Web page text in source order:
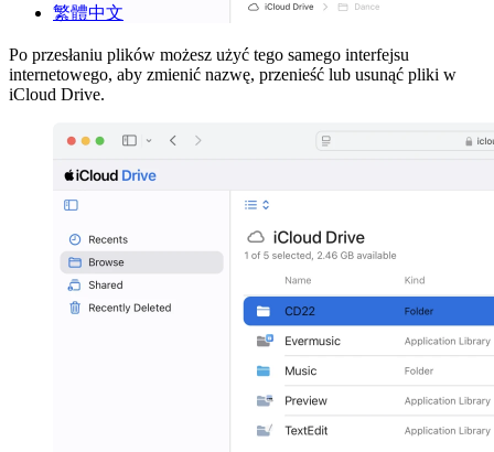
繁體中文
Po przesłaniu plików możesz użyć tego samego interfejsu
internetowego, aby zmienić nazwę, przenieść lub usunąć pliki w
iCloud Drive.